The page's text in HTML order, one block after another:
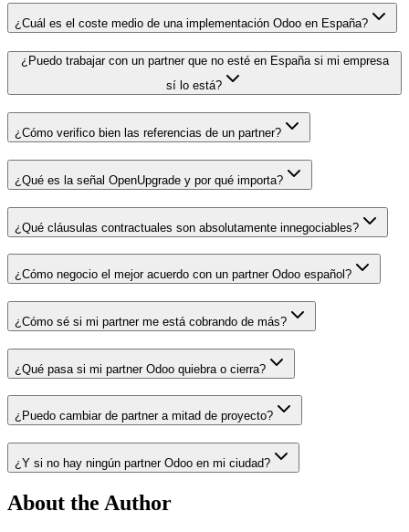
¿Cuál es el coste medio de una implementación Odoo en España?
¿Puedo trabajar con un partner que no esté en España si mi empresa
sí lo está?
¿Cómo verifico bien las referencias de un partner?
¿Qué es la señal OpenUpgrade y por qué importa?
¿Qué cláusulas contractuales son absolutamente innegociables?
¿Cómo negocio el mejor acuerdo con un partner Odoo español?
¿Cómo sé si mi partner me está cobrando de más?
¿Qué pasa si mi partner Odoo quiebra o cierra?
¿Puedo cambiar de partner a mitad de proyecto?
¿Y si no hay ningún partner Odoo en mi ciudad?
About the Author